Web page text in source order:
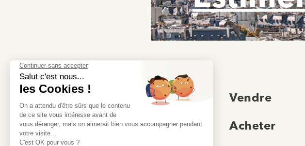
Redécouvrez l’immobilier avec Moriss Immobilier, la
meilleure adresse pour trouver la vôtre.
Vendre
Acheter